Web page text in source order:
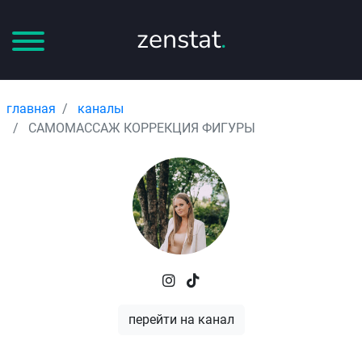
zenstat.
главная
каналы
САМОМАССАЖ КОРРЕКЦИЯ ФИГУРЫ
перейти на канал